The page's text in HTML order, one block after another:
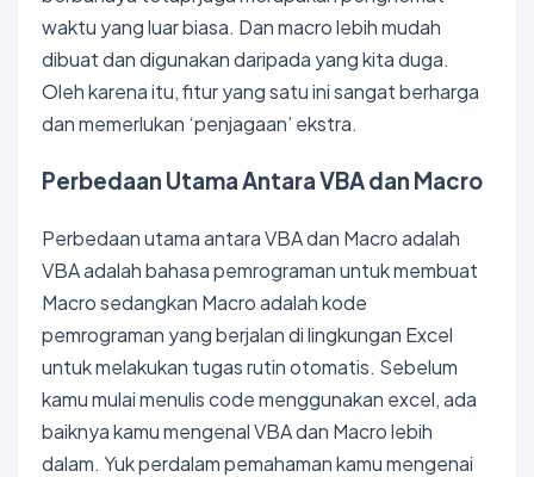
waktu yang luar biasa. Dan macro lebih mudah
dibuat dan digunakan daripada yang kita duga.
Oleh karena itu, fitur yang satu ini sangat berharga
dan memerlukan ‘penjagaan’ ekstra.
Perbedaan Utama Antara VBA dan Macro
Perbedaan utama antara VBA dan Macro adalah
VBA adalah bahasa pemrograman untuk membuat
Macro sedangkan Macro adalah kode
pemrograman yang berjalan di lingkungan Excel
untuk melakukan tugas rutin otomatis. Sebelum
kamu mulai menulis code menggunakan excel, ada
baiknya kamu mengenal VBA dan Macro lebih
dalam. Yuk perdalam pemahaman kamu mengenai